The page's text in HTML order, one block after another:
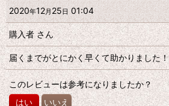
2020年12月25日01:04
購入者さん
届くまでがとにかく早くて助かりました！
このレビューは参考になりましたか？
はい いいえ